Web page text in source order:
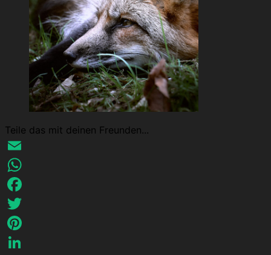
Teile das mit deinen Freunden...
Email
WhatsApp
Facebook
Twitter
Pinterest